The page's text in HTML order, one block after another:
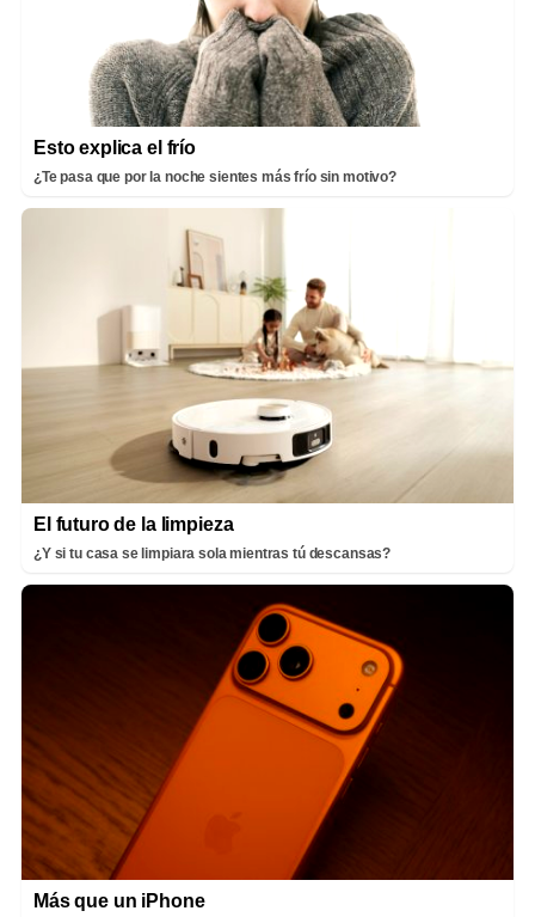
Esto explica el frío
¿Te pasa que por la noche sientes más frío sin motivo?
El futuro de la limpieza
¿Y si tu casa se limpiara sola mientras tú descansas?
Más que un iPhone